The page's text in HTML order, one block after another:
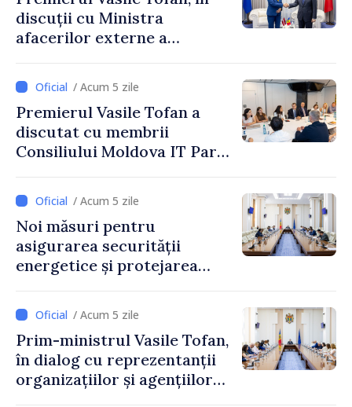
discuții cu Ministra
afacerilor externe a
/ Acum 5 zile
Premierul Vasile Tofan a
discutat cu membrii
Consiliului Moldova IT Park:
industriei IT”
/ Acum 5 zile
Noi măsuri pentru
asigurarea securității
energetice și protejarea
de CNMC
/ Acum 5 zile
Prim-ministrul Vasile Tofan,
în dialog cu reprezentanții
organizațiilor și agențiilor